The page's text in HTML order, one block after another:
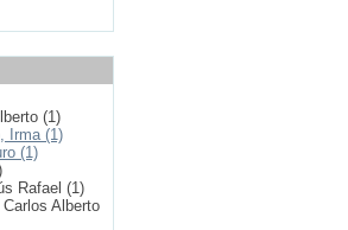
(1)
Irma (1)
(1)
Rafael (1)
Alberto